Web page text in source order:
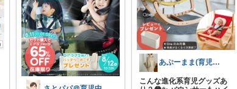
あぷーまま(育児グッズ×ママグッズ)
こんな進化系育児グッズあ